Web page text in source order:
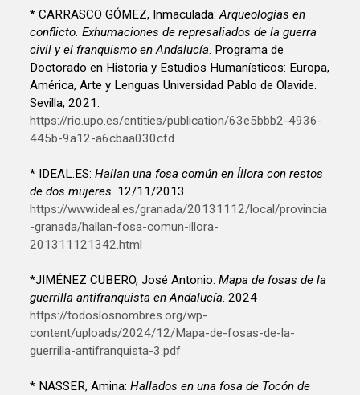
* CARRASCO GÓMEZ, Inmaculada:Arqueologías en
conflicto. Exhumaciones de represaliados de la guerra
civil y el franquismo en Andalucía. Programa de
Doctorado en Historia y Estudios Humanísticos: Europa,
América, Arte y Lenguas Universidad Pablo de Olavide.
Sevilla, 2021.
https://rio.upo.es/entities/publication/63e5bbb2-4936-
445b-9a12-a6cbaa030cfd
* IDEAL.ES:Hallan una fosa común en Íllora con restos
de dos mujeres. 12/11/2013.
https://www.ideal.es/granada/20131112/local/provincia
-granada/hallan-fosa-comun-illora-
201311121342.html
*JIMÉNEZ CUBERO, José Antonio:Mapa de fosas de la
guerrilla antifranquista en Andalucía. 2024
https://todoslosnombres.org/wp-
content/uploads/2024/12/Mapa-de-fosas-de-la-
guerrilla-antifranquista-3.pdf
* NASSER, Amina:Hallados en una fosa de Tocón de